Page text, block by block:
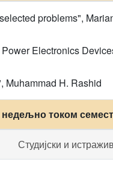
problems",
Electronics
Muhammad H. Rashid
недељно током
Студијски и